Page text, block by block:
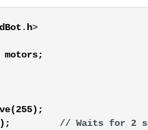
. h
motors;
(255 ) ;
) ;
// Waits for 2